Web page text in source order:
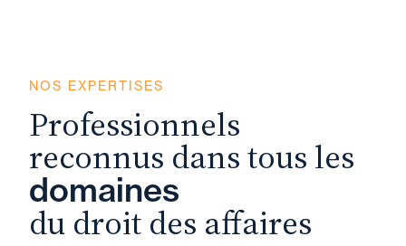
NOS EXPERTISES
Professionnels
reconnus dans tous les
domaines
du droit des affaires